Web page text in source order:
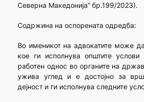
Северна Македонија” бр.199/2023).
Содржина на оспорената одредба:
Во именикот на адвокатите може
кое ги исполнува општите
работен однос во органите на
ужива углед и е достојно за
дејност и ги исполнува следните